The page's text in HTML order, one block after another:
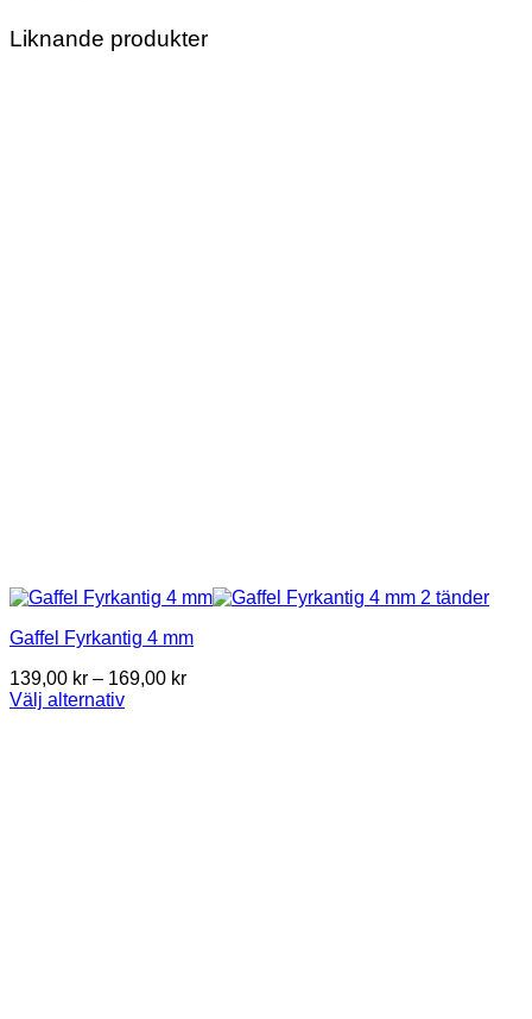
Liknande produkter
Gaffel Fyrkantig 4 mm
139,00 kr – 169,00 krPrice
Välj alternativ